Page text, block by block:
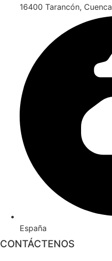
16400 Tarancón, Cuenca
España
CONTÁCTENOS